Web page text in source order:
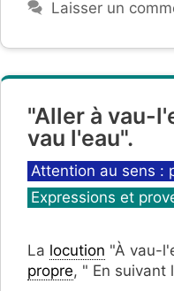
Laisser un
"Aller à vau-
vau l'eau".
Catégories
Attention au sens :
Expressions et
La locution "À vau-
propre, " En suivant